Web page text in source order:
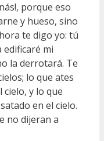
porque eso
y hueso, sino
te digo yo: tú
edificaré mi
la derrotará. Te
lo que ates
y lo que
en el cielo.
no dijeran a